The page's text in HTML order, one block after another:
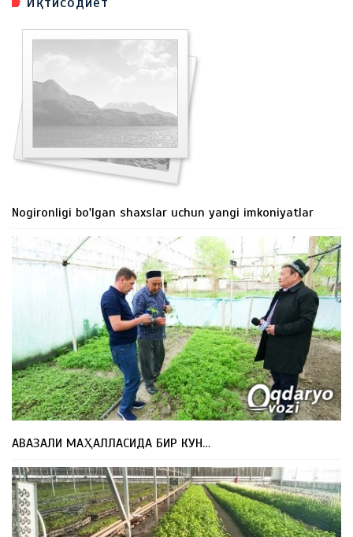
Nogironligi bo'lgan shaxslar uchun yangi imkoniyatlar
АВАЗАЛИ МАҲАЛЛАСИДА БИР КУН…